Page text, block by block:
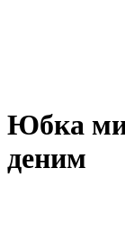
Юбка
деним